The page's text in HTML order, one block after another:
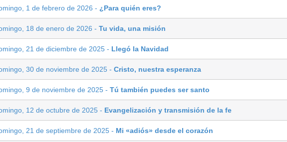
1 de febrero de 2026 - ¿Para quién eres?
18 de enero de 2026 - Tu vida, una misión
21 de diciembre de 2025 - Llegó la Navidad
30 de noviembre de 2025 - Cristo, nuestra esperanza
9 de noviembre de 2025 - Tú también puedes ser santo
12 de octubre de 2025 - Evangelización y transmisión de la fe
21 de septiembre de 2025 - Mi «adiós» desde el corazón